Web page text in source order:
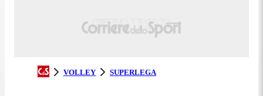
VOLLEY SUPERLEGA